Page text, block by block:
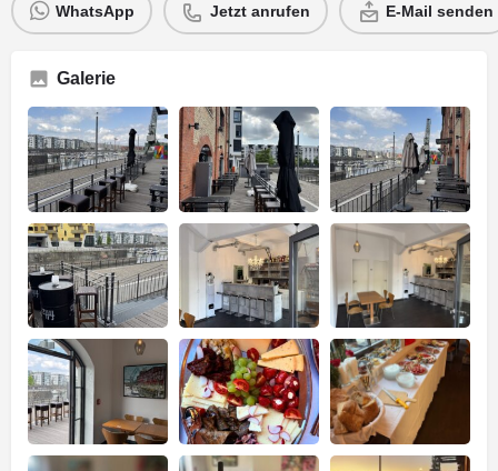
WhatsApp Jetzt anrufen E-Mail senden
Galerie